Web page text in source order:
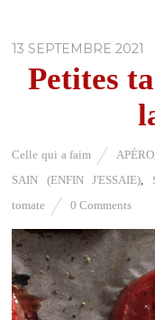
13 SEPTEMBRE 2021
Petites
Celle qui a faim APÉRO
SAIN (ENFIN J'ESSAIE)
tomate
0 Comments